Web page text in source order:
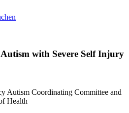
with Severe Self Injury
Autism Coordinating Committee and
Health